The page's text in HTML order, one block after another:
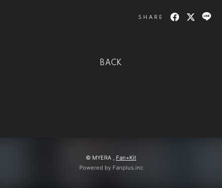
SHARE
BACK
© MYERA , Fan+Kit
Powered by Fanplus.inc